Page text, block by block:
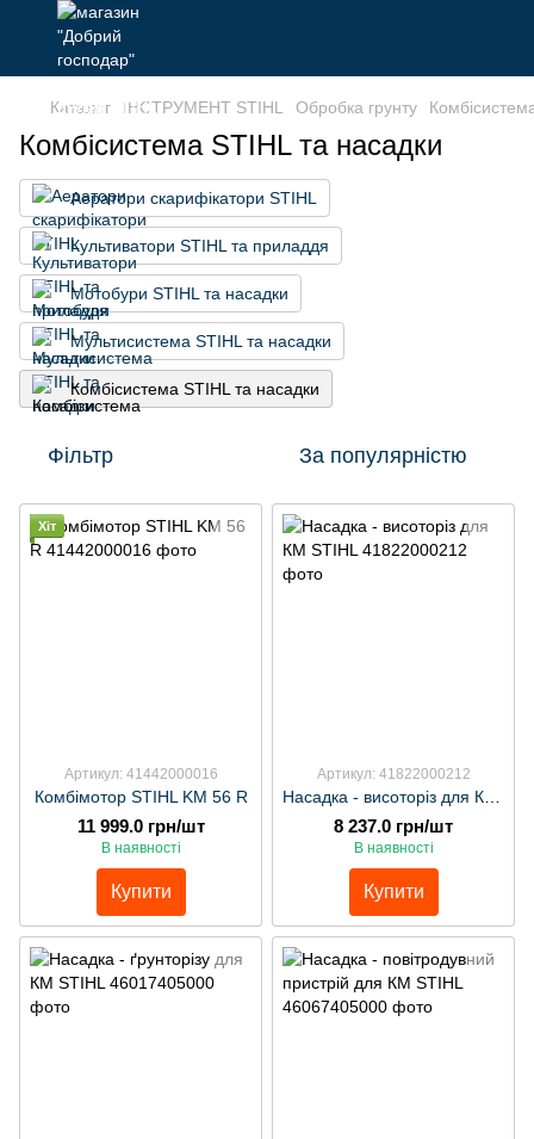
Каталог ІНСТРУМЕНТ STIHL Обробка грунту
Комбісистема STIHL та насадки
Аератори скарифікатори STIHL
Культиватори STIHL та приладдя
Мотобури STIHL та насадки
Мультисистема STIHL та насадки
Комбісистема STIHL та насадки
Фільтр За популярністю
Хіт
Артикул: 41442000016
Комбімотор STIHL KM 56 R
11 999.0 грн/шт
В наявності
Купити
Артикул: 41822000212
8 237.0 грн/шт
В наявності
Купити